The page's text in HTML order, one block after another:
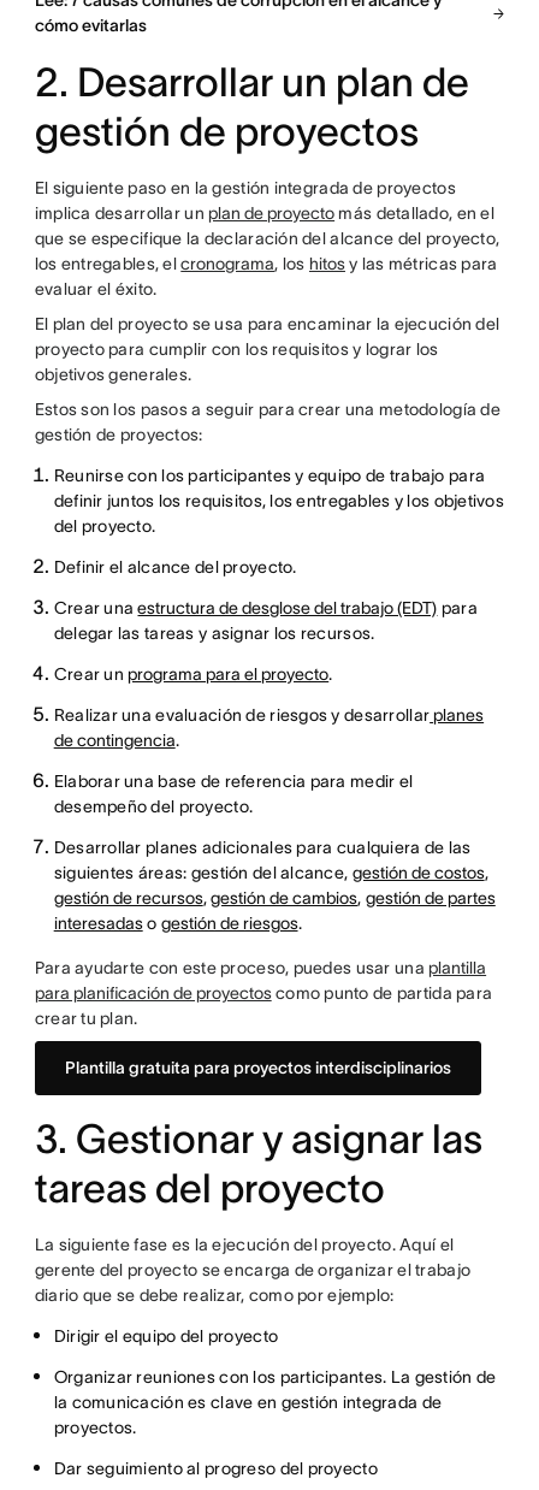
cómo evitarlas
2. Desarrollar un plan de
gestión de proyectos
El siguiente paso en la gestión integrada de proyectos
implica desarrollar un plan de proyecto más detallado, en el
que se especifique la declaración del alcance del proyecto,
los entregables, elcronograma, los hitosy las métricas para
evaluar el éxito.
El plan del proyecto se usa para encaminar la ejecución del
proyecto para cumplir con los requisitos y lograr los
objetivos generales.
Estos son los pasos a seguir para crear una metodología de
gestión de proyectos:
Reunirse con los participantes y equipo de trabajo para
definir juntos los requisitos, los entregables y los objetivos
del proyecto.
Definir el alcance del proyecto.
Crear unaestructura de desglose del trabajo (EDT) para
delegar las tareas y asignar los recursos.
Crear unprograma para el proyecto.
Realizar una evaluación de riesgos y desarrollarplanes
de contingencia.
Elaborar una base de referencia para medir el
desempeño del proyecto.
Desarrollar planes adicionales para cualquiera de las
siguientes áreas: gestión del alcance, gestión de costos,
gestión de recursos,gestión de cambios, gestión de partes
interesadaso gestión de riesgos.
Para ayudarte con este proceso, puedes usar una plantilla
para planificación de proyectoscomo punto de partida para
crear tu plan.
Plantilla gratuita para proyectos interdisciplinarios
3. Gestionar y asignar las
tareas del proyecto
La siguiente fase es la ejecución del proyecto. Aquí el
gerente del proyecto se encarga de organizar el trabajo
diario que se debe realizar, como por ejemplo:
Dirigir el equipo del proyecto
Organizar reuniones con los participantes. La gestión de
la comunicación es clave en gestión integrada de
proyectos.
Dar seguimiento al progreso del proyecto